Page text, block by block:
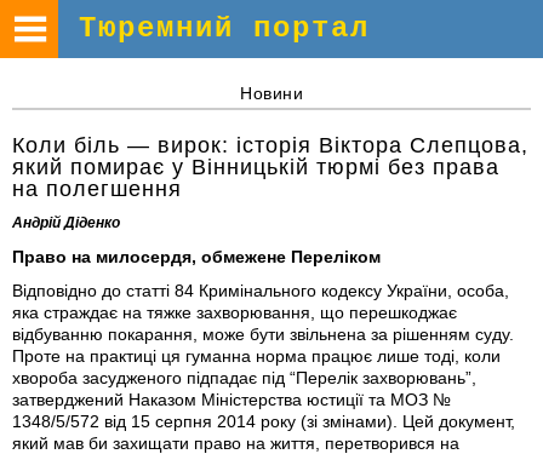
Тюремний портал
Новини
Коли біль — вирок: історія Віктора Слепцова,
який помирає у Вінницькій тюрмі без права
на полегшення
Андрій Діденко
Право на милосердя, обмежене Переліком
Відповідно до статті 84 Кримінального кодексу України, особа,
яка страждає на тяжке захворювання, що перешкоджає
відбуванню покарання, може бути звільнена за рішенням суду.
Проте на практиці ця гуманна норма працює лише тоді, коли
хвороба засудженого підпадає під “Перелік захворювань”
затверджений Наказом Міністерства юстиції та МОЗ №
1348/5/572 від 15 серпня 2014 року (зі змінами). Цей документ,
який мав би захищати право на життя, перетворився на